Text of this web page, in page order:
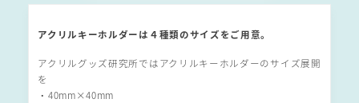
アクリルキーホルダーは４種類のサイズをご用意。
アクリルグッズ研究所ではアクリルキーホルダーのサイズ展開
を
・40mm×40mm